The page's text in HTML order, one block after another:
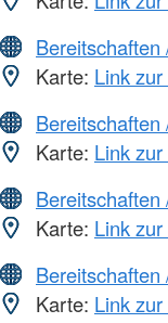
Karte: Link
Karte: Link
Karte: Link
Karte: Link